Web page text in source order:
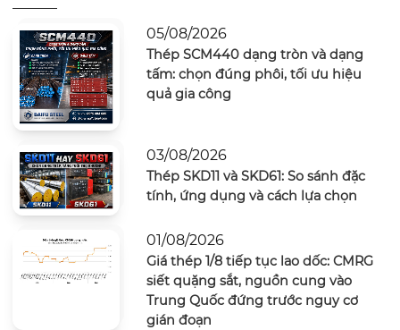
05/08/2026
Thép SCM440 dạng tròn và dạng
tấm: chọn đúng phôi, tối ưu hiệu
quả gia công
03/08/2026
Thép SKD11 và SKD61: So sánh đặc
tính, ứng dụng và cách lựa chọn
01/08/2026
Giá thép 1/8 tiếp tục lao dốc: CMRG
siết quặng sắt, nguồn cung vào
Trung Quốc đứng trước nguy cơ
gián đoạn